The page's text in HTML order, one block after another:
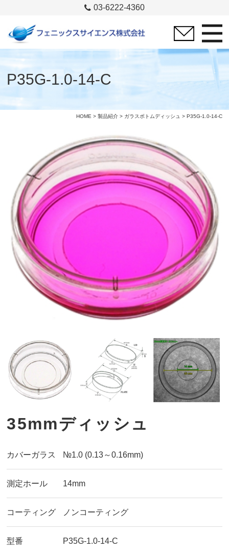
03-6222-4360
P35G-1.0-14-C
HOME > 製品紹介> ガラスボトムディッシュ > P35G-1.0-14-C
35mmディッシュ
カバーガラス №1.0 (0.13～0.16mm)
測定ホール 14mm
コーティング ノンコーティング
型番 P35G-1.0-14-C